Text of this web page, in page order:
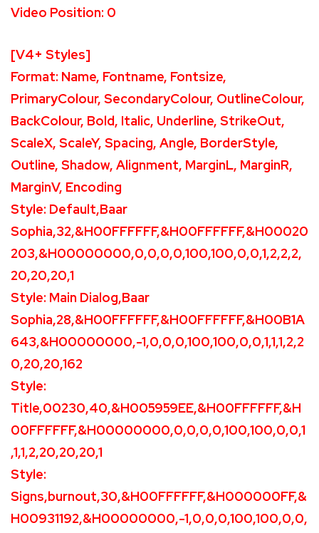
Video Position: 0
[V4+ Styles]
Format: Name, Fontname, Fontsize,
PrimaryColour, SecondaryColour, OutlineColour,
BackColour, Bold, Italic, Underline, StrikeOut,
ScaleX, ScaleY, Spacing, Angle, BorderStyle,
Outline, Shadow, Alignment, MarginL, MarginR,
MarginV, Encoding
Style: Default,Baar
Sophia,32,&H00FFFFFF,&H00FFFFFF,&H00020
203,&H00000000,0,0,0,0,100,100,0,0,1,2,2,2,
20,20,20,1
Style: Main Dialog,Baar
Sophia,28,&H00FFFFFF,&H00FFFFFF,&H00B1A
643,&H00000000,-1,0,0,0,100,100,0,0,1,1,1,2,2
0,20,20,162
Style:
Title,00230,40,&H005959EE,&H00FFFFFF,&H
00FFFFFF,&H00000000,0,0,0,0,100,100,0,0,1
,1,1,2,20,20,20,1
Style:
Signs,burnout,30,&H00FFFFFF,&H000000FF,&
H00931192,&H00000000,-1,0,0,0,100,100,0,0,